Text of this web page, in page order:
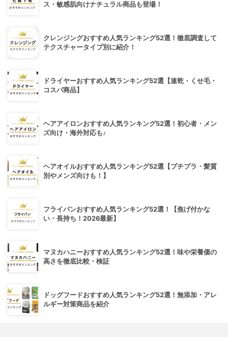
ス・敏感肌向けナチュラル商品も登場！
クレンジングおすすめ人気ランキング52選！徹底調査して
テクスチャータイプ別に紹介！
ドライヤーおすすめ人気ランキング52選【速乾・くせ毛・
コスパ商品】
ヘアアイロンおすすめ人気ランキング52選！初心者・メン
ズ向け・海外対応も♪
ヘアオイルおすすめ人気ランキング52選【プチプラ・髪質
別やメンズ向けも！】
フライパンおすすめ人気ランキング52選！【焦げ付かな
い・長持ち！2026最新】
マヌカハニーおすすめ人気ランキング52選！味や栄養価の
高さを徹底比較・検証
ドッグフードおすすめ人気ランキング52選！無添加・アレ
ルギー対策商品を紹介